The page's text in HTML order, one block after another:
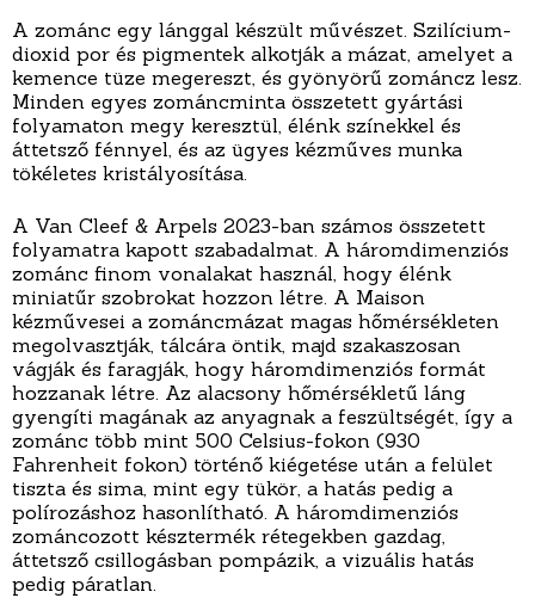
A zománc egy lánggal készült művészet. Szilícium-
dioxid por és pigmentek alkotják a mázat, amelyet a
kemence tüze megereszt, és gyönyörű zománcz lesz.
Minden egyes zománcminta összetett gyártási
folyamaton megy keresztül, élénk színekkel és
áttetsző fénnyel, és az ügyes kézműves munka
tökéletes kristályosítása.
A Van Cleef & Arpels 2023-ban számos összetett
folyamatra kapott szabadalmat. A háromdimenziós
zománc finom vonalakat használ, hogy élénk
miniatűr szobrokat hozzon létre. A Maison
kézművesei a zománcmázat magas hőmérsékleten
megolvasztják, tálcára öntik, majd szakaszosan
vágják és faragják, hogy háromdimenziós formát
hozzanak létre. Az alacsony hőmérsékletű láng
gyengíti magának az anyagnak a feszültségét, így a
zománc több mint 500 Celsius-fokon (930
Fahrenheit fokon) történő kiégetése után a felület
tiszta és sima, mint egy tükör, a hatás pedig a
polírozáshoz hasonlítható. A háromdimenziós
zománcozott késztermék rétegekben gazdag,
áttetsző csillogásban pompázik, a vizuális hatás
pedig páratlan.